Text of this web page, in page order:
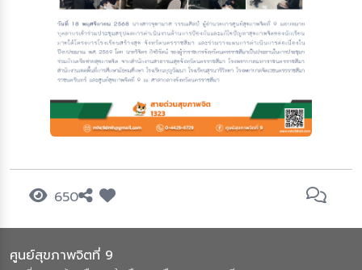
650
ศูนย์สุขภาพจิตที่ 9